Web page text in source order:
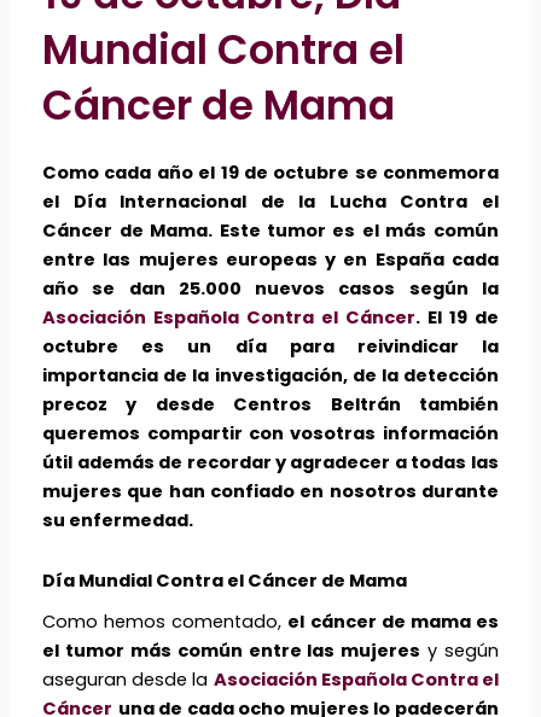
Mundial Contra el
Cáncer de Mama
Como cada año el 19 de octubre se conmemora
el Día Internacional de la Lucha Contra el
Cáncer de Mama. Este tumor es el más común
entre las mujeres europeas y en España cada
año se dan 25.000 nuevos casos según la
Asociación Española Contra el Cáncer. El 19 de
octubre es un día para reivindicar la
importancia de la investigación, de la detección
precoz y desde Centros Beltrán también
queremos compartir con vosotras información
útil además de recordar y agradecer a todas las
mujeres que han confiado en nosotros durante
su enfermedad.
Día Mundial Contra el Cáncer de Mama
Como hemos comentado, el cáncer de mama es
el tumor más común entre las mujeres y según
aseguran desde la Asociación Española Contra el
Cáncer una de cada ocho mujeres lo padecerán